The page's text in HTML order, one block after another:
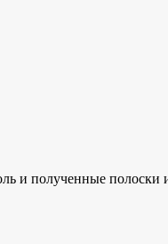
и полученные полоски